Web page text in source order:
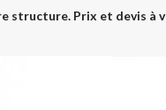
structure. Prix et devis à